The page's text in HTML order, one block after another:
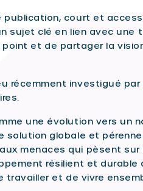
publication, court et
sujet clé en lien avec une
et de partager la
récemment investigué par
une évolution vers un
solution globale et
menaces qui pèsent sur
résilient et durable
travailler et de vivre